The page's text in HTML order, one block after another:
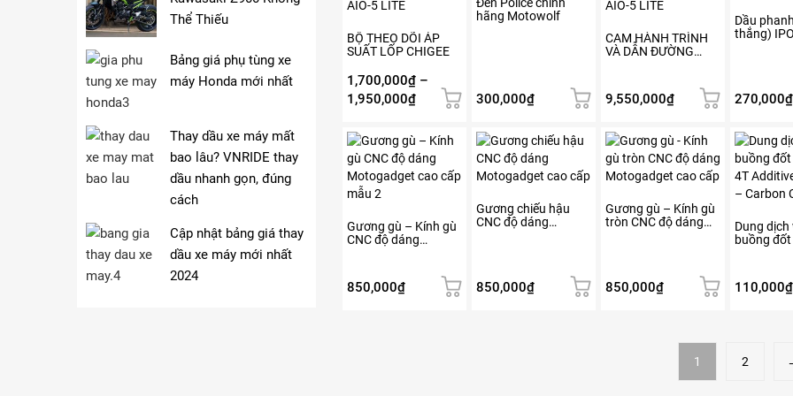
Thể Thiếu
Bảng giá phụ tùng xe
máy Honda mới nhất
Thay dầu xe máy mất
bao lâu? VNRIDE thay
dầu nhanh gọn, đúng
cách
Cập nhật bảng giá thay
dầu xe máy mới nhất
2024
trên
sản
phẩm
BỘ THEO DÕI ÁP
SUẤT LỐP CHIGEE
1,700,000₫ –
1,950,000₫Khoảng
1,700,000₫
đến
biến
thể.
tùy
chọn
thể
được
chọn
trên
sản
phẩm
hãng Motowolf
300,000₫
CAM HÀNH TRÌNH
VÀ DẪN ĐƯỜNG
9,550,000₫
Dầu
thắng)
270,000₫
Gương gù – Kính gù
CNC độ dáng
850,000₫
Sản
phẩm
này
có
biến
thể.
chọn
Gương chiếu hậu
CNC độ dáng
850,000₫
Sản
phẩm
này
nhiều
biến
chọn
Gương gù – Kính gù
tròn CNC độ dáng
850,000₫
Sản
phẩm
này
nhiều
biến
chọn
Dung dịch
buồng
110,000₫
1 2